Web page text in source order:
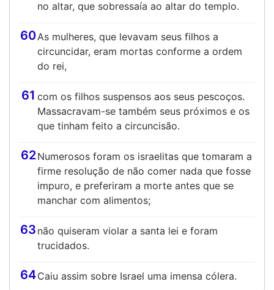
no altar, que sobressaía ao altar do templo.
60As mulheres, que levavam seus filhos a
circuncidar, eram mortas conforme a ordem
do rei,
61 com os filhos suspensos aos seus pescoços.
Massacravam-se também seus próximos e os
que tinham feito a circuncisão.
62Numerosos foram os israelitas que tomaram a
firme resolução de não comer nada que fosse
impuro, e preferiram a morte antes que se
manchar com alimentos;
63 não quiseram violar a santa lei e foram
trucidados.
64Caiu assim sobre Israel uma imensa cólera.